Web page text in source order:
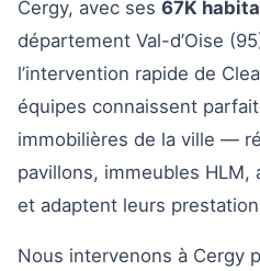
Cergy, avec ses 67K
département Val-d’Oise
l’intervention rapide de
équipes connaissent
immobilières de la ville —
pavillons, immeubles
et adaptent leurs
Nous intervenons à Cergy